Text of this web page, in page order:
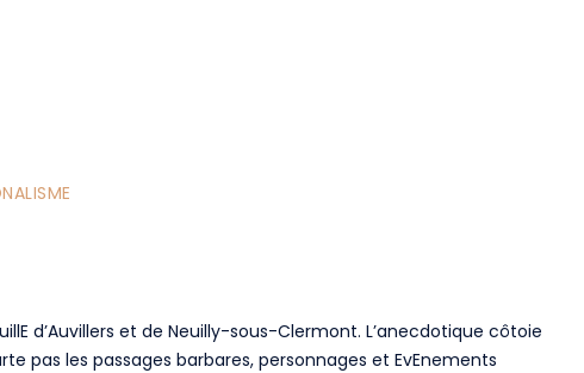
d’Auvillers et de Neuilly-sous-Clermont. L’anecdotique côtoie
pas les passages barbares, personnages et EvEnements